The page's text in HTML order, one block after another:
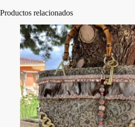
Productos relacionados